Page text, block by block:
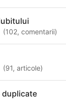
(102,comentarii)
(91,articole)
duplicate